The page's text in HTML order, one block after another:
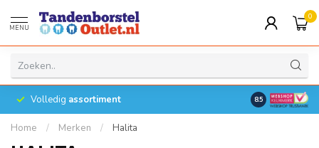
MENU
0
Volledig assortiment 8.5
Home / Merken / Halita